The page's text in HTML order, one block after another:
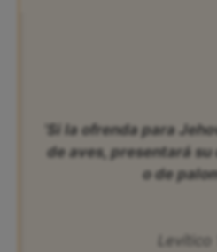
‘Si la ofrenda para
de aves, presentará
o de
Levítico